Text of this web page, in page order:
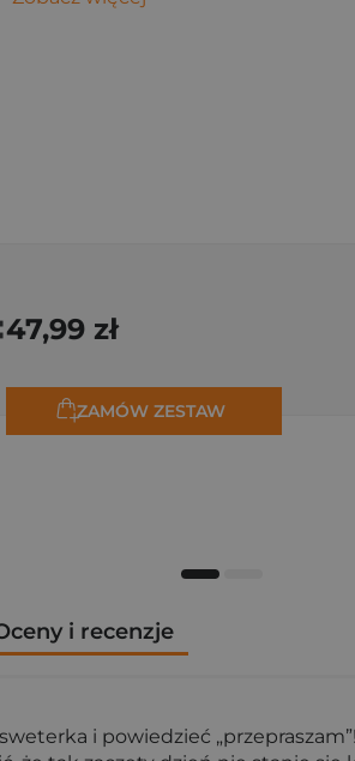
47,99 zł
ZAMÓW ZESTAW
i recenzje
i powiedzieć